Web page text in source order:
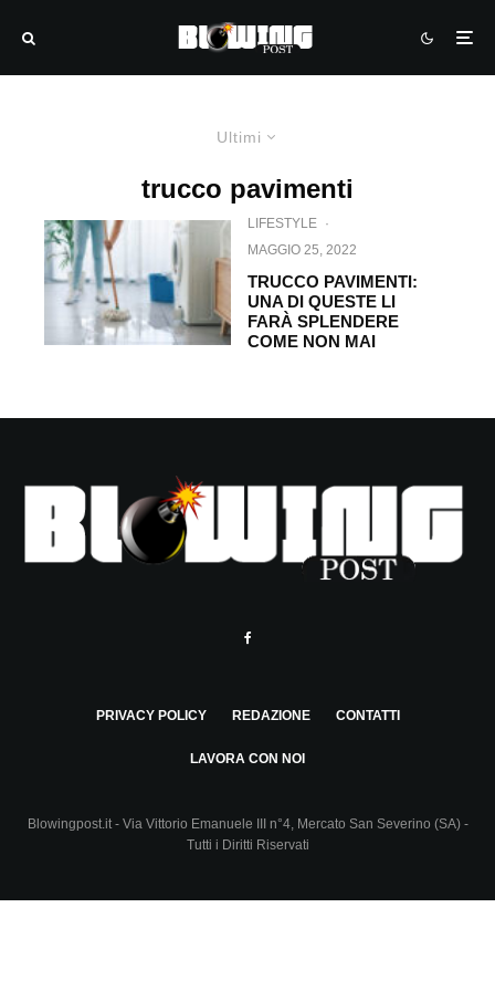
Ultimi
trucco pavimenti
LIFESTYLE ·
MAGGIO 25, 2022
TRUCCO PAVIMENTI:
UNA DI QUESTE LI
FARÀ SPLENDERE
COME NON MAI
PRIVACY POLICY REDAZIONE CONTATTI
LAVORA CON NOI
Blowingpost.it - Via Vittorio Emanuele III n°4, Mercato San Severino (SA) -
Tutti i Diritti Riservati